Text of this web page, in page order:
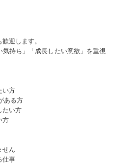
迎します。
持ち」「成長したい意欲」を重視
い方
ある方
たい方
方
せん
仕事